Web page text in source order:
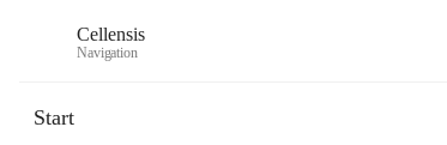
Cellensis
Navigation
Start